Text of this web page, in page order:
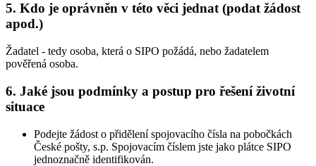
5. Kdo je oprávněn v této věci jednat (podat žádost
apod.)
Žadatel - tedy osoba, která o SIPO požádá, nebo žadatelem
pověřená osoba.
6. Jaké jsou podmínky a postup pro řešení životní
situace
Podejte žádost o přidělení spojovacího čísla na pobočkách
České pošty, s.p. Spojovacím číslem jste jako plátce SIPO
jednoznačně identifikován.